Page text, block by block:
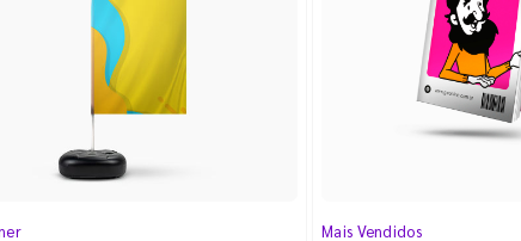
Mais Vendidos